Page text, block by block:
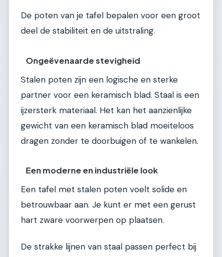
De poten van je tafel bepalen voor een groot
deel de stabiliteit en de uitstraling.
Ongeëvenaarde stevigheid
Stalen poten zijn een logische en sterke
partner voor een keramisch blad. Staal is een
ijzersterk materiaal. Het kan het aanzienlijke
gewicht van een keramisch blad moeiteloos
dragen zonder te doorbuigen of te wankelen.
Een moderne en industriële look
Een tafel met stalen poten voelt solide en
betrouwbaar aan. Je kunt er met een gerust
hart zware voorwerpen op plaatsen.
De strakke lijnen van staal passen perfect bij